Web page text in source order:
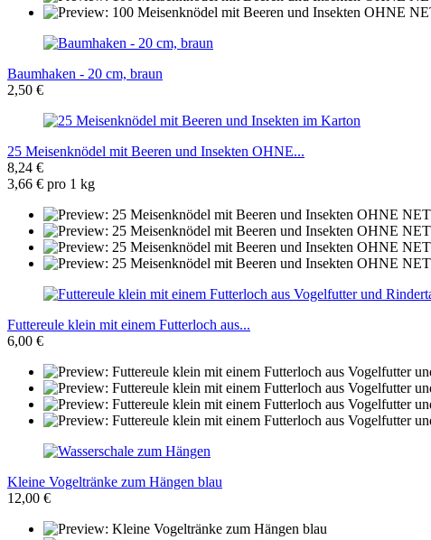
Baumhaken - 20 cm, braun
2,50 €
25 Meisenknödel mit Beeren und Insekten OHNE...
8,24 €
3,66 € pro 1 kg
Futtereule klein mit einem Futterloch aus...
6,00 €
Kleine Vogeltränke zum Hängen blau
12,00 €